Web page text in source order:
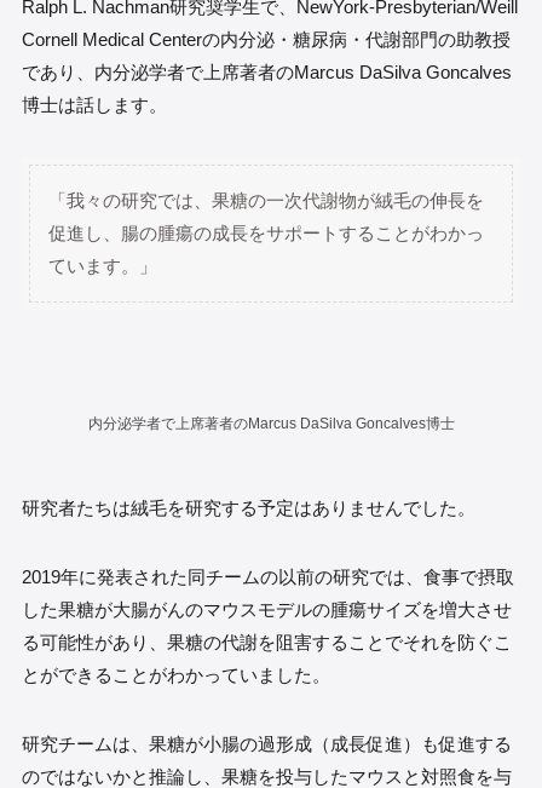
Ralph L. Nachman研究奨学生で、NewYork-Presbyterian/Weill
Cornell Medical Centerの内分泌・糖尿病・代謝部門の助教授
であり、内分泌学者で上席著者のMarcus DaSilva Goncalves
博士は話します。
「我々の研究では、果糖の一次代謝物が絨毛の伸長を
促進し、腸の腫瘍の成長をサポートすることがわかっ
ています。」
内分泌学者で上席著者のMarcus DaSilva Goncalves博士
研究者たちは絨毛を研究する予定はありませんでした。
2019年に発表された同チームの以前の研究では、食事で摂取
した果糖が大腸がんのマウスモデルの腫瘍サイズを増大させ
る可能性があり、果糖の代謝を阻害することでそれを防ぐこ
とができることがわかっていました。
研究チームは、果糖が小腸の過形成（成長促進）も促進する
のではないかと推論し、果糖を投与したマウスと対照食を与